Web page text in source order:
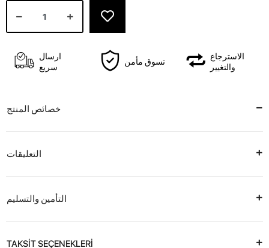
ارسال
سريع
تسوق مأمن
الاسترجاع
والتغيير
خصائص المنتج
التعليقات
التأمين والتسليم
TAKSİT SEÇENEKLERİ